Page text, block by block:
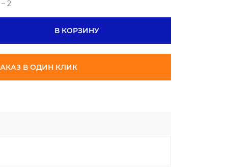
2
В КОРЗИНУ
В ОДИН КЛИК